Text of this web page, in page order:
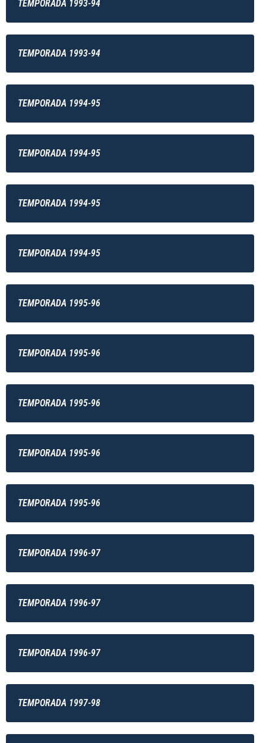
TEMPORADA 1993-94
TEMPORADA 1993-94
TEMPORADA 1994-95
TEMPORADA 1994-95
TEMPORADA 1994-95
TEMPORADA 1994-95
TEMPORADA 1995-96
TEMPORADA 1995-96
TEMPORADA 1995-96
TEMPORADA 1995-96
TEMPORADA 1995-96
TEMPORADA 1996-97
TEMPORADA 1996-97
TEMPORADA 1996-97
TEMPORADA 1997-98